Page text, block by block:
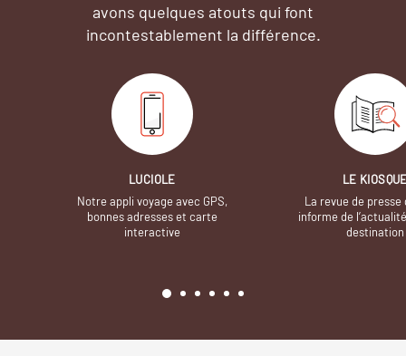
avons quelques atouts qui font
incontestablement la différence.
LUCIOLE
Notre appli voyage avec GPS,
bonnes adresses et carte
interactive
LE
La revue de presse
informe de
destination